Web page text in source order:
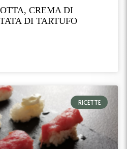
CREMA DI
DI TARTUFO
RICETTE